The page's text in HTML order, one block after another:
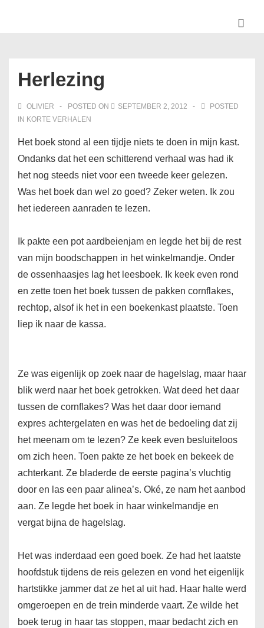
ContentHerlezing
OLIVIER POSTED ON SEPTEMBER 2, 2012
POSTED
IN KORTE VERHALEN
Het boek stond al een tijdje niets te doen in mijn kast.
Ondanks dat het een schitterend verhaal was had ik
het nog steeds niet voor een tweede keer gelezen.
Was het boek dan wel zo goed? Zeker weten. Ik zou
het iedereen aanraden te lezen.
Ik pakte een pot aardbeienjam en legde het bij de rest
van mijn boodschappen in het winkelmandje. Onder
de ossenhaasjes lag het leesboek. Ik keek even rond
en zette toen het boek tussen de pakken cornflakes,
rechtop, alsof ik het in een boekenkast plaatste. Toen
liep ik naar de kassa.
Ze was eigenlijk op zoek naar de hagelslag, maar haar
blik werd naar het boek getrokken. Wat deed het daar
tussen de cornflakes? Was het daar door iemand
expres achtergelaten en was het de bedoeling dat zij
het meenam om te lezen? Ze keek even besluiteloos
om zich heen. Toen pakte ze het boek en bekeek de
achterkant. Ze bladerde de eerste pagina’s vluchtig
door en las een paar alinea’s. Oké, ze nam het aanbod
aan. Ze legde het boek in haar winkelmandje en
vergat bijna de hagelslag.
Het was inderdaad een goed boek. Ze had het laatste
hoofdstuk tijdens de reis gelezen en vond het eigenlijk
hartstikke jammer dat ze het al uit had. Haar halte werd
omgeroepen en de trein minderde vaart. Ze wilde het
boek terug in haar tas stoppen, maar bedacht zich en